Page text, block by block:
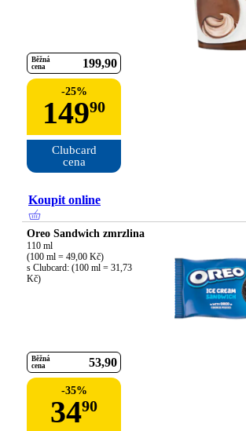
Běžná
cena
199 90
-25%
14990
Clubcard
cena
Koupit online
Oreo Sandwich zmrzlina
110 ml
(100 ml = 49,00 Kč)
s Clubcard: (100 ml = 31,73
Kč)
Běžná
cena
53 90
-35%
3490